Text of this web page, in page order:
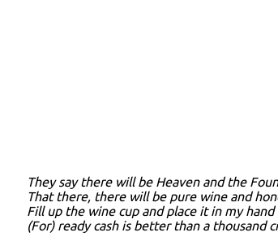
They say there will be Heaven and the
That there, there will be pure wine and
Fill up the wine cup and place it in my hand
(For) ready cash is better than a thousand